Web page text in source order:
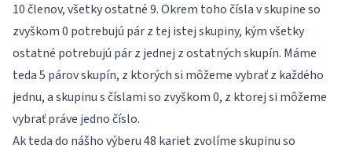
10 členov, všetky ostatné 9. Okrem toho čísla v skupine so
zvyškom 0 potrebujú pár z tej istej skupiny, kým všetky
ostatné potrebujú pár z jednej z ostatných skupín. Máme
teda 5 párov skupín, z ktorých si môžeme vybrať z každého
jednu, a skupinu s číslami so zvyškom 0, z ktorej si môžeme
vybrať práve jedno číslo.
Ak teda do nášho výberu 48 kariet zvolíme skupinu so